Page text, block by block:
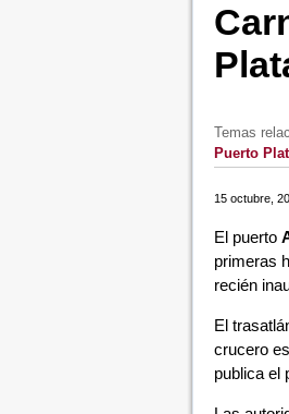
Temas
Puerto
15 octubre,
El puerto
primeras
recién
El
crucero
publica el